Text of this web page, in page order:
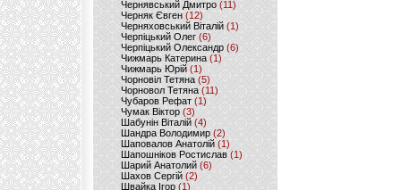
Чернявський Дмитро(11)
Черняк Євген(12)
Черняховський Віталій (1)
Черпіцький Олег (6)
Черпіцький Олександр (6)
Чижмарь Катерина (1)
Чижмарь Юрій (1)
Чорновіл Тетяна (5)
Чорновол Тетяна (11)
Чубаров Рефат (1)
Чумак Віктор(3)
Шабунін Віталій (4)
Шандра Володимир (2)
Шаповалов Анатолій(1)
Шапошніков Ростислав(1)
Шарий Анатолий(6)
Шахов Сергій(2)
Швайка Ігор (1)